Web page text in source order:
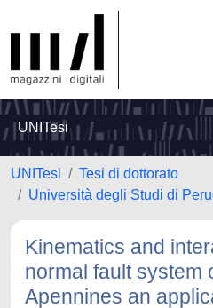
UNITesi
UNITesi
Tesi di dottorato
Università degli Studi di
Kinematics and
normal fault system
Apennines an